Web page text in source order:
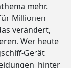
mehr.
Millionen
verändert,
Wer heute
Gerät
hinter